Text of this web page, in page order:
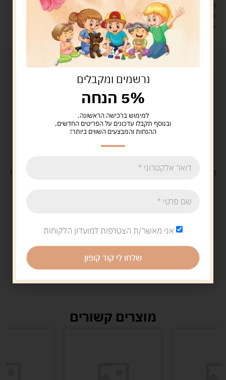
משלוח עם שליח עד הבית: 29 ש"ח
זמן אספקה: עד 4 ימי עסקים.
איסוף עצמי: מ"ביתר טויס" רחוב בניין דוד 18, ביתר עילית.
משלוח חינםבקנייה מעל 329 ש"ח
מוצרים קשורים
נרשמים ומקבלים
5% הנחה
למימוש ברכישה הראשונה.
ובנוסף תקבלו עדכונים על הפריטים החדשים,
ההנחות והמבצעים השווים ביותר!
אני מאשר/ת הצטרפות למועדון הלקוחות
שלחו לי קוד קופון